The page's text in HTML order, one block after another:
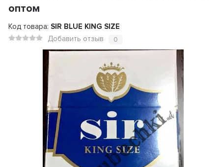
оптом
Код товара: SIR BLUE KING SIZE
Добавить отзыв
0